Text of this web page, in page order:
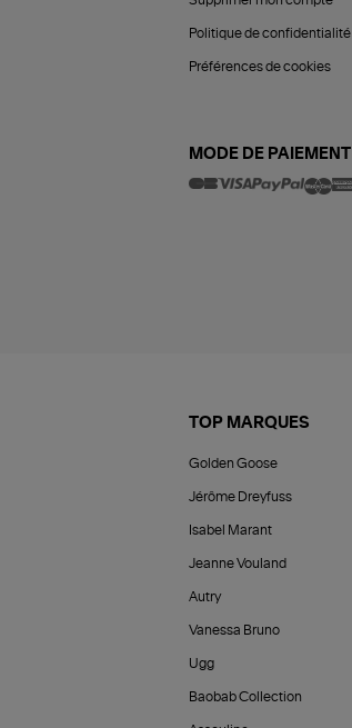
Politique de confidentialité
Préférences de cookies
MODE DE PAIEMENT
TOP MARQUES
Golden Goose
Jérôme Dreyfuss
Isabel Marant
Jeanne Vouland
Autry
Vanessa Bruno
Ugg
Baobab Collection